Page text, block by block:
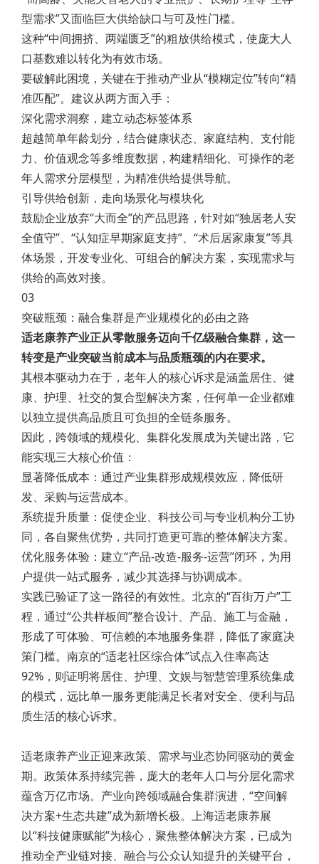
型需求”又面临巨大供给缺口与可及性门槛。
这种“中间拥挤、两端匮乏”的粗放供给模式，使庞大人
口基数难以转化为有效市场。
要破解此困境，关键在于推动产业从“模糊定位”转向“精
准匹配”。建议从两方面入手：
深化需求洞察，建立动态标签体系
超越简单年龄划分，结合健康状态、家庭结构、支付能
力、价值观念等多维度数据，构建精细化、可操作的老
年人需求分层模型，为精准供给提供导航。
引导供给创新，走向场景化与模块化
鼓励企业放弃“大而全”的产品思路，针对如“独居老人安
全值守”、“认知症早期家庭支持”、“术后居家康复”等具
体场景，开发专业化、可组合的解决方案，实现需求与
供给的高效对接。
03
突破瓶颈：融合集群是产业规模化的必由之路
适老康养产业正从零散服务迈向千亿级融合集群，这一
转变是产业突破当前成本与品质瓶颈的内在要求。
其根本驱动力在于，老年人的核心诉求是涵盖居住、健
康、护理、社交的复合型解决方案，任何单一企业都难
以独立提供高品质且可负担的全链条服务。
因此，跨领域的规模化、集群化发展成为关键出路，它
能实现三大核心价值：
显著降低成本：通过产业集群形成规模效应，降低研
发、采购与运营成本。
系统提升质量：促使企业、科技公司与专业机构分工协
同，各自聚焦优势，共同打造更可靠的整体解决方案。
优化服务体验：建立“产品-改造-服务-运营”闭环，为用
户提供一站式服务，减少其选择与协调成本。
实践已验证了这一路径的有效性。北京的“百街万户”工
程，通过“公共样板间”整合设计、产品、施工与金融，
形成了可体验、可信赖的本地服务集群，降低了家庭决
策门槛。南京的“适老社区综合体”试点入住率高达
92%，则证明将居住、护理、文娱与智慧管理系统集成
的模式，远比单一服务更能满足长者对安全、便利与品
质生活的核心诉求。
适老康养产业正迎来政策、需求与业态协同驱动的黄金
期。政策体系持续完善，庞大的老年人口与分层化需求
蕴含万亿市场。产业向跨领域融合集群演进，“空间解
决方案+生态共建”成为新增长极。上海适老康养展
以“科技健康赋能”为核心，聚焦整体解决方案，已成为
推动全产业链对接、融合与公众认知提升的关键平台，